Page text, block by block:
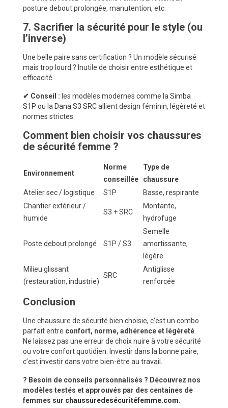
posture debout prolongée, manutention, etc.
7. Sacrifier la sécurité pour le style (ou
l’inverse)
Une belle paire sans certification ? Un modèle sécurisé
mais trop lourd ? Inutile de choisir entre esthétique et
efficacité.
✔ Conseil : les modèles modernes comme la Simba
S1P ou la Dana S3 SRCallient design féminin, légèreté et
normes strictes.
Comment bien choisir vos chaussures
de sécurité femme ?
Environnement
Norme
conseillée
Type de
chaussure
Atelier sec / logistique
S1P
Basse, respirante
Chantier extérieur /
humide
S3 + SRC
Montante,
hydrofuge
Poste debout prolongé S1P / S3
Semelle
amortissante,
légère
Milieu glissant
(restauration, industrie)
SRC
Antiglisse
renforcée
Conclusion
Une chaussure de sécurité bien choisie, c’est un combo
parfait entre confort, norme, adhérence et légèreté
Ne laissez pas une erreur de choix nuire à votre sécurité
ou votre confort quotidien. Investir dans la bonne paire,
c’est investir dans votre bien-être au travail.
? Besoin de conseils personnalisés ? Découvrez nos
modèles testés et approuvés par des centaines de
femmes sur chaussuredesécuritéfemme.com.